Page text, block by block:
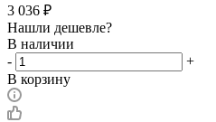
3 036 ₽
Нашли дешевле?
В наличии
-
+
В корзину